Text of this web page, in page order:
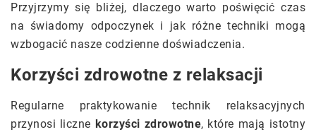
Przyjrzymy się bliżej, dlaczego warto poświęcić czas
na świadomy odpoczynek i jak różne techniki mogą
wzbogacić nasze codzienne doświadczenia.
Korzyści zdrowotne z relaksacji
Regularne praktykowanie technik relaksacyjnych
przynosi liczne korzyści zdrowotne, które mają istotny